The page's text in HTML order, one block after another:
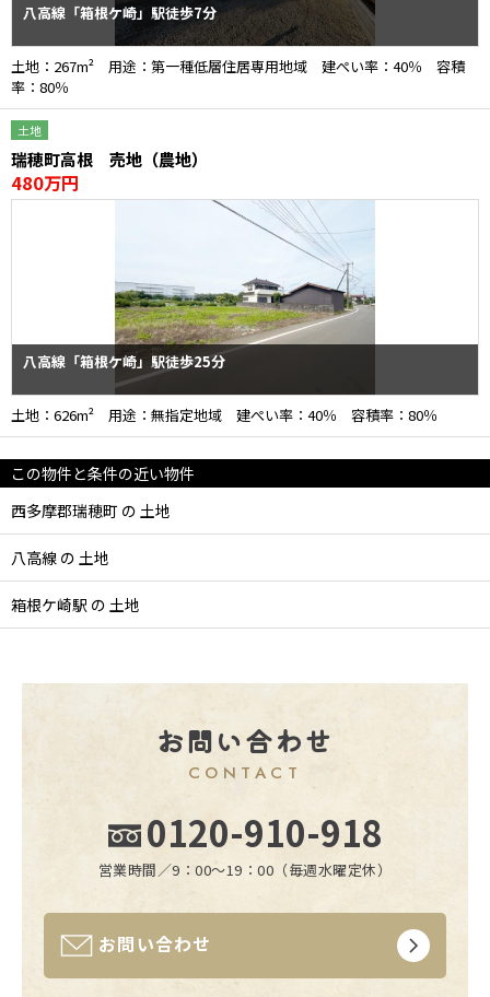
八高線「箱根ケ崎」駅徒歩7分
土地：267m² 用途：第一種低層住居専用地域 建ぺい率：40％ 容積
率：80％
土地
瑞穂町高根 売地（農地）
480万円
八高線「箱根ケ崎」駅徒歩25分
土地：626m² 用途：無指定地域 建ぺい率：40％ 容積率：80％
この物件と条件の近い物件
西多摩郡瑞穂町 の 土地
八高線 の 土地
箱根ケ崎駅 の 土地
お問い合わせ
CONTACT
0120-910-918
営業時間／9：00〜19：00（毎週水曜定休）
お問い合わせ